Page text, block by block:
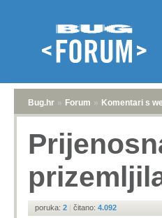
Bug.hr » Forum » Komentari s
poruka: 2 | čitano: 4.092